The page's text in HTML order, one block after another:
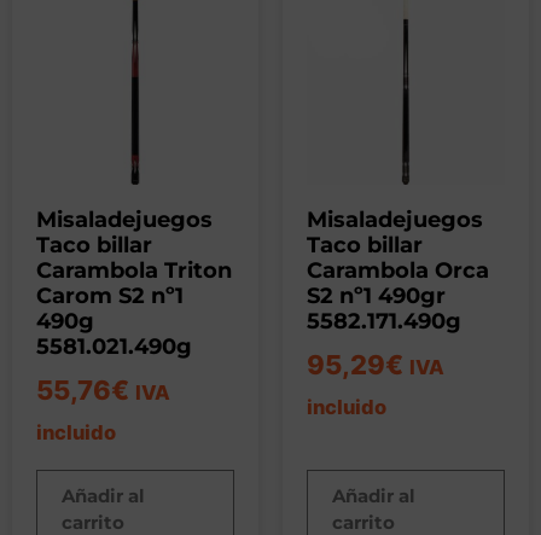
Misaladejuegos
Taco billar
Carambola Triton
Carom S2 nº1
490g
5581.021.490g
55,76€ IVA
incluido
Añadir al
carrito
Misaladejuegos
Taco billar
Carambola Orca
S2 nº1 490gr
5582.171.490g
95,29€ IVA
incluido
Añadir al
carrito